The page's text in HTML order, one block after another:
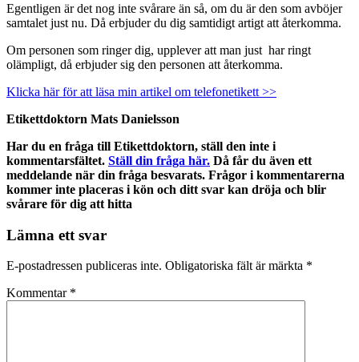
Egentligen är det nog inte svårare än så, om du är den som avböjer
samtalet just nu. Då erbjuder du dig samtidigt artigt att återkomma.
Om personen som ringer dig, upplever att man just har ringt
olämpligt, då erbjuder sig den personen att återkomma.
Klicka här för att läsa min artikel om telefonetikett >>
Etikettdoktorn Mats Danielsson
Har du en fråga till Etikettdoktorn, ställ den inte i
kommentarsfältet. Ställ din fråga här. Då får du även ett
meddelande när din fråga besvarats. Frågor i kommentarerna
kommer inte placeras i kön och ditt svar kan dröja och blir
svårare för dig att hitta
Lämna ett svar
E-postadressen publiceras inte. Obligatoriska fält är märkta *
Kommentar *